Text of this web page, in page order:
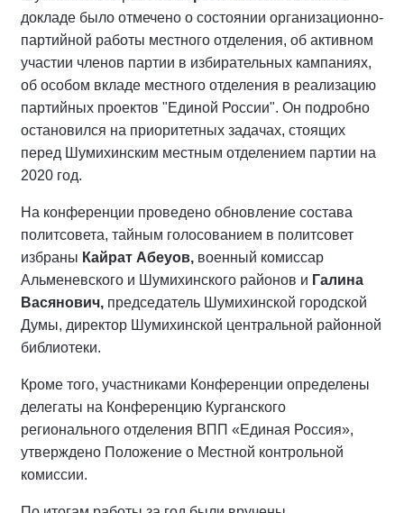
докладе было отмечено о состоянии организационно-
партийной работы местного отделения, об активном
участии членов партии в избирательных кампаниях,
об особом вкладе местного отделения в реализацию
партийных проектов "Единой России". Он подробно
остановился на приоритетных задачах, стоящих
перед Шумихинским местным отделением партии на
2020 год.
На конференции проведено обновление состава
политсовета, тайным голосованием в политсовет
избраны Кайрат Абеуов, военный комиссар
Альменевского и Шумихинского районов и Галина
Васянович, председатель Шумихинской городской
Думы, директор Шумихинской центральной районной
библиотеки.
Кроме того, участниками Конференции определены
делегаты на Конференцию Курганского
регионального отделения ВПП «Единая Россия»,
утверждено Положение о Местной контрольной
комиссии.